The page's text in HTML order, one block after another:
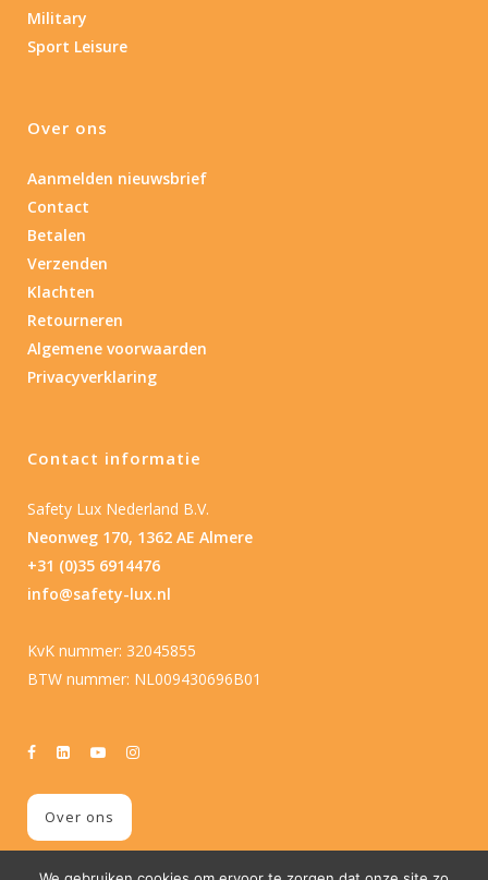
Military
Sport Leisure
Over ons
Aanmelden nieuwsbrief
Contact
Betalen
Verzenden
Klachten
Retourneren
Algemene voorwaarden
Privacyverklaring
Contact informatie
Safety Lux Nederland B.V.
Neonweg 170, 1362 AE Almere
+31 (0)35 6914476
info@safety-lux.nl
KvK nummer: 32045855
BTW nummer: NL009430696B01
Over ons